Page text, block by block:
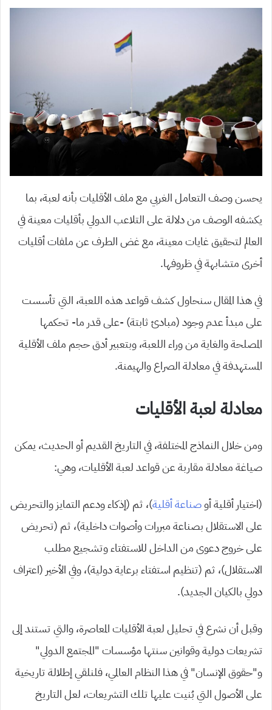
يحسن وصف التعامل الغربي مع ملف الأقليات بأنه لعبة، بما
يكشفه الوصف من دلالة على التلاعب الدولي بأقليات معينة في
العالم لتحقيق غايات معينة، مع غض الطرف عن ملفات أقليات
أخرى متشابهة في ظروفها.
في هذا المقال سنحاول كشف قواعد هذه اللعبة، التي تأسست
على مبدأ عدم وجود (مبادئ ثابتة) -على قدر ما- تحكمها
المصلحة والغاية من وراء اللعبة، وبتعبير أدق حجم ملف الأقلية
المستهدفة في معادلة الصراع والهيمنة.
معادلة لعبة الأقليات
ومن خلال النماذج المختلفة، في التاريخ القديم أو الحديث، يمكن
صياغة معادلة مقاربة عن قواعد لعبة الأقليات، وهي:
(اختيار أقلية أوصناعة أقلية)، ثم (إذكاء ودعم التمايز والتحريض
على الاستقلال بصناعة مبررات وأصوات داخلية)، ثم (تحريض
على خروج دعوى من الداخل للاستفتاء وتشجيع مطلب
الاستقلال)، ثم (تنظيم استفتاء برعاية دولية)، وفي الأخير (اعتراف
دولي بالكيان الجديد).
وقبل أن نشرع في تحليل لعبة الأقليات المعاصرة، والتي تستند إلى
تشريعات دولية وقوانين سنتها مؤسسات “المجتمع الدولي”
و”حقوق الإنسان” في هذا النظام العالمي، فلنلقي إطلالة تاريخية
على الأصول التي بُنيت عليها تلك التشريعات، لعل التاريخ